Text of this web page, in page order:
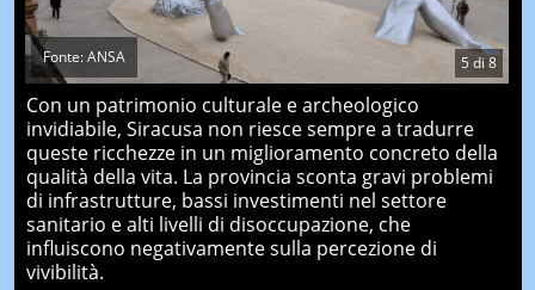
5di 8
Fonte: ANSA
Con un patrimonio culturale e archeologico
invidiabile, Siracusa non riesce sempre a tradurre
queste ricchezze in un miglioramento concreto della
qualità della vita. La provincia sconta gravi problemi
di infrastrutture, bassi investimenti nel settore
sanitario e alti livelli di disoccupazione, che
influiscono negativamente sulla percezione di
vivibilità.